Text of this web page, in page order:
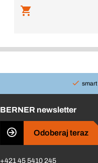
smart
BERNER newsletter
Odoberaj teraz
+421 45 5410 245